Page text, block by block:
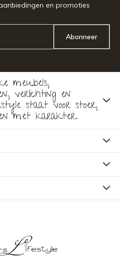
en promoties
Abonneer
meubels,
verlichting en
staat voor stoer,
met karakter.